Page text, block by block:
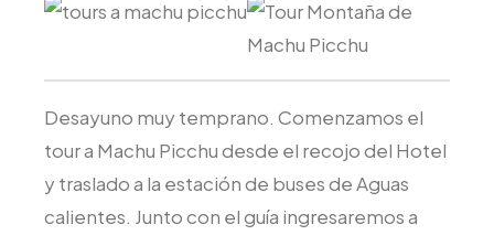
Desayuno muy temprano. Comenzamos el
tour a Machu Picchu desde el recojo del Hotel
y traslado a la estación de buses de Aguas
calientes. Junto con el guía ingresaremos a